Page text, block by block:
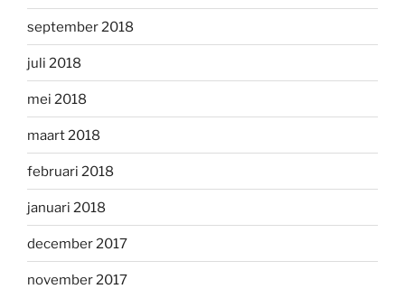
september 2018
juli 2018
mei 2018
maart 2018
februari 2018
januari 2018
december 2017
november 2017